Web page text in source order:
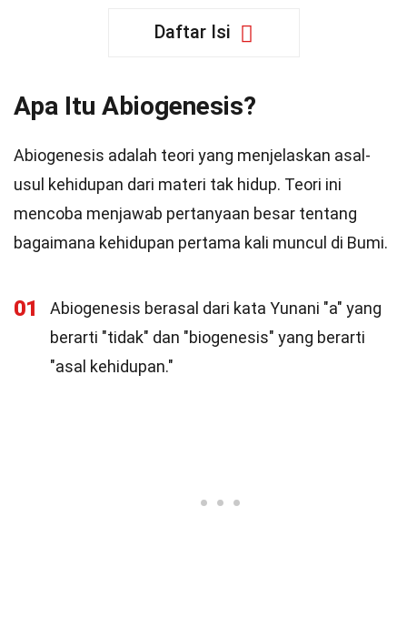
Daftar Isi
Apa Itu Abiogenesis?
Abiogenesis adalah teori yang menjelaskan asal-
usul kehidupan dari materi tak hidup. Teori ini
mencoba menjawab pertanyaan besar tentang
bagaimana kehidupan pertama kali muncul di Bumi.
01
Abiogenesis berasal dari kata Yunani "a" yang
berarti "tidak" dan "biogenesis" yang berarti
"asal kehidupan."